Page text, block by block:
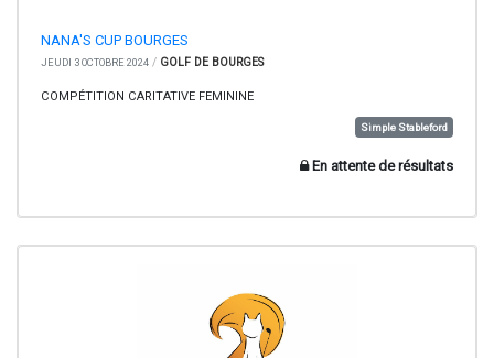
NANA'S CUP BOURGES
JEUDI 3 OCTOBRE 2024 / GOLF DE BOURGES
COMPÉTITION CARITATIVE FEMININE
Simple Stableford
En attente de résultats